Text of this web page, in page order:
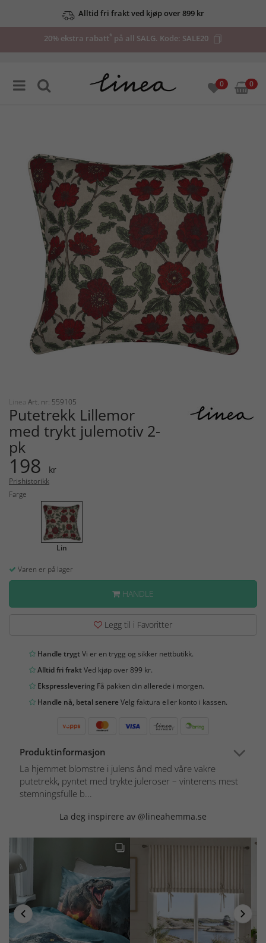
Alltid fri frakt ved kjøp over 899 kr
20% ekstra rabatt* på all SALG. Kode: SALE20
0 0
Linea Art. nr: 559105
Putetrekk Lillemor
med trykt julemotiv 2-
pk
198 kr
Prishistorikk
Farge
Lin
Varen er på lager
HANDLE
Legg til i Favoritter
Handle trygtVi er en trygg og sikker nettbutikk.
Alltid fri fraktVed kjøp over 899 kr.
Ekspresslevering Få pakken din allerede i morgen.
Handle nå, betal senereVelg faktura eller konto i kassen.
Produktinformasjon
La hjemmet blomstre i julens ånd med våre vakre
putetrekk, pyntet med trykte juleroser – vinterens mest
stemningsfulle b...
La deg inspirere av @lineahemma.se